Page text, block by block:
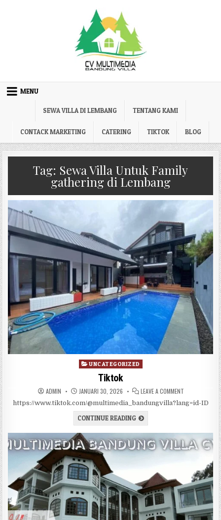
MENU
SEWA VILLA DI LEMBANG TENTANG KAMI
CONTACK MARKETING CATERING TIKTOK BLOG
Tag: Sewa Villa Untuk Family
gathering di Lembang
Posted in
UNCATEGORIZED
Tiktok
AUTHOR:
ADMIN PUBLISHED DATE:
JANUARI 30, 2026 LEAVE A COMMENT
https://www.tiktok.com/@multimedia_bandungvilla?lang=id-ID
CONTINUE READINGTIKTOK